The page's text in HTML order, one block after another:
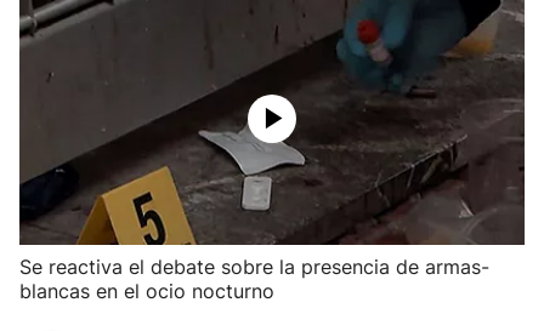
Se reactiva el debate sobre la presencia de armas-
blancas en el ocio nocturno